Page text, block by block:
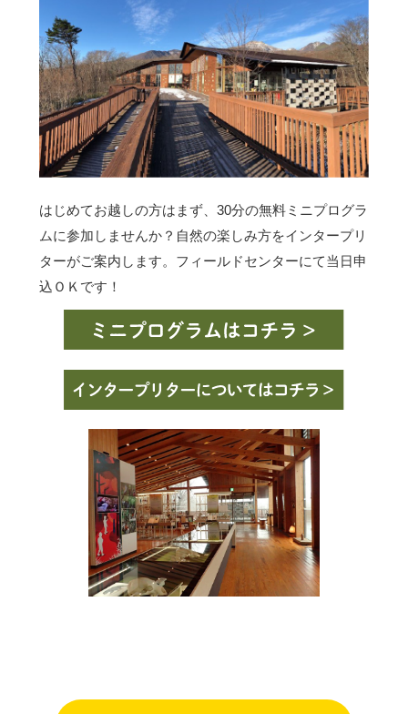
はじめてお越しの方はまず、30分の無料ミニプログラ
ムに参加しませんか？自然の楽しみ方をインタープリ
ターがご案内します。フィールドセンターにて当日申
込ＯＫです！